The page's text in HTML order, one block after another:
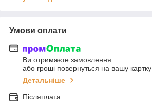
Умови оплати
Ви отримаєте замовлення
або гроші повернуться на вашу картку
Детальніше
Післяплата